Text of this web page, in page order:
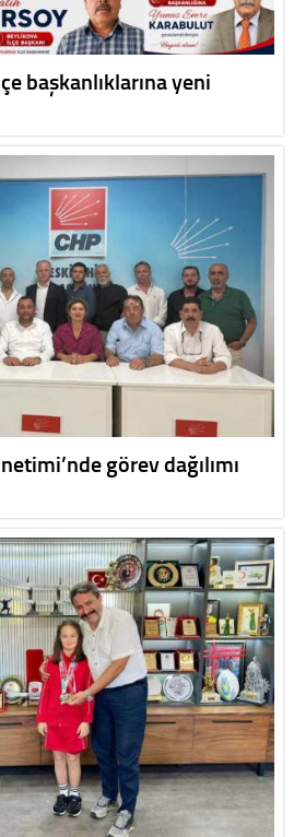
başkanlıklarına yeni
görev dağılımı